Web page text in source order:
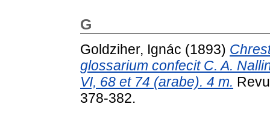
G
Goldziher, Ignác (1893)
glossarium confecit C. A.
VI, 68 et 74 (arabe). 4 m.
378-382.